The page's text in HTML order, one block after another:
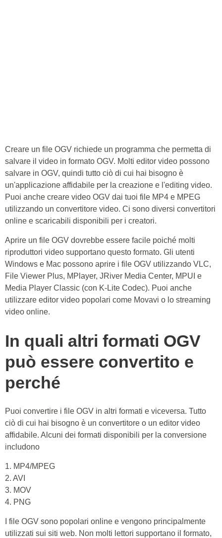
Creare un file OGV richiede un programma che permetta di
salvare il video in formato OGV. Molti editor video possono
salvare in OGV, quindi tutto ciò di cui hai bisogno è
un'applicazione affidabile per la creazione e l'editing video.
Puoi anche creare video OGV dai tuoi file MP4 e MPEG
utilizzando un convertitore video. Ci sono diversi convertitori
online e scaricabili disponibili per i creatori.
Aprire un file OGV dovrebbe essere facile poiché molti
riproduttori video supportano questo formato. Gli utenti
Windows e Mac possono aprire i file OGV utilizzando VLC,
File Viewer Plus, MPlayer, JRiver Media Center, MPUI e
Media Player Classic (con K-Lite Codec). Puoi anche
utilizzare editor video popolari come Movavi o lo streaming
video online.
In quali altri formati OGV
può essere convertito e
perché
Puoi convertire i file OGV in altri formati e viceversa. Tutto
ciò di cui hai bisogno è un convertitore o un editor video
affidabile. Alcuni dei formati disponibili per la conversione
includono
1. MP4/MPEG
2. AVI
3. MOV
4. PNG
I file OGV sono popolari online e vengono principalmente
utilizzati sui siti web. Non molti lettori supportano il formato,